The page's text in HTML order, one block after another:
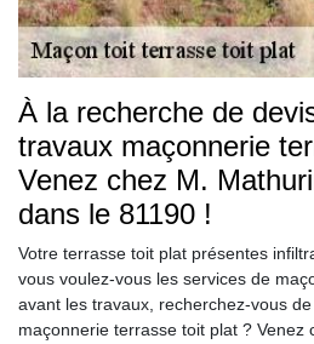
À la recherche de
travaux maçonnerie
Venez chez M.
dans le 81190 !
Votre terrasse toit plat présentes
vous voulez-vous les services de
avant les travaux, recherchez-vous
maçonnerie terrasse toit plat ? Venez